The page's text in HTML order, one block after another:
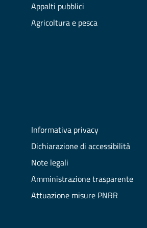
Appalti pubblici
Agricoltura e pesca
Informativa privacy
Dichiarazione di accessibilità
Note legali
Amministrazione trasparente
Attuazione misure PNRR